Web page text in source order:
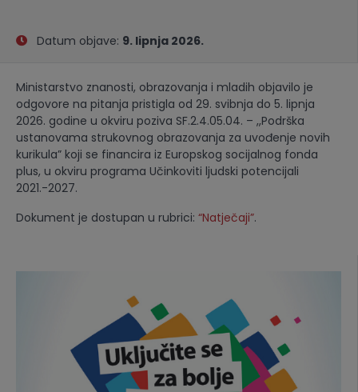
Datum objave: 9. lipnja 2026.
Ministarstvo znanosti, obrazovanja i mladih objavilo je
odgovore na pitanja pristigla od 29. svibnja do 5. lipnja
2026. godine u okviru poziva SF.2.4.05.04. – ,,Podrška
ustanovama strukovnog obrazovanja za uvođenje novih
kurikula” koji se financira iz Europskog socijalnog fonda
plus, u okviru programa Učinkoviti ljudski potencijali
2021.-2027.
Dokument je dostupan u rubrici: “Natječaji”.